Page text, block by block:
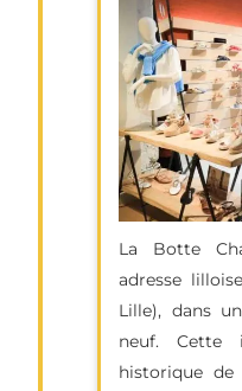
La Botte
adresse
Lille), dans
neuf. Cette
historique de